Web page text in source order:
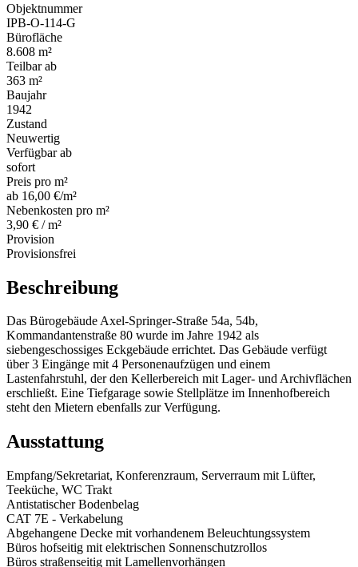
Objektnummer
IPB-O-114-G
Bürofläche
8.608 m²
Teilbar ab
363 m²
Baujahr
1942
Zustand
Neuwertig
Verfügbar ab
sofort
Preis pro m²
ab 16,00 €/m²
Nebenkosten pro m²
3,90 € / m²
Provision
Provisionsfrei
Beschreibung
Das Bürogebäude Axel-Springer-Straße 54a, 54b,
Kommandantenstraße 80 wurde im Jahre 1942 als
siebengeschossiges Eckgebäude errichtet. Das Gebäude verfügt
über 3 Eingänge mit 4 Personenaufzügen und einem
Lastenfahrstuhl, der den Kellerbereich mit Lager- und Archivflächen
erschließt. Eine Tiefgarage sowie Stellplätze im Innenhofbereich
steht den Mietern ebenfalls zur Verfügung.
Ausstattung
Empfang/Sekretariat, Konferenzraum, Serverraum mit Lüfter,
Teeküche, WC Trakt
Antistatischer Bodenbelag
CAT 7E - Verkabelung
Abgehangene Decke mit vorhandenem Beleuchtungssystem
Büros hofseitig mit elektrischen Sonnenschutzrollos
Büros straßenseitig mit Lamellenvorhängen